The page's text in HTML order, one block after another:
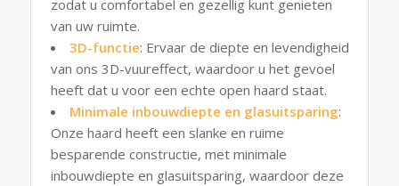
zodat u comfortabel en gezellig kunt genieten
van uw ruimte.
3D-functie: Ervaar de diepte en levendigheid
van ons 3D-vuureffect, waardoor u het gevoel
heeft dat u voor een echte open haard staat.
Minimale inbouwdiepte en glasuitsparing:
Onze haard heeft een slanke en ruime
besparende constructie, met minimale
inbouwdiepte en glasuitsparing, waardoor deze